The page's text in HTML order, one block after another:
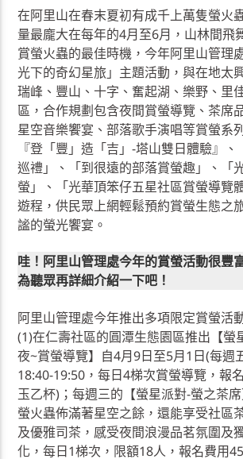
在阿里山在春末夏初有成千上萬隻螢火
量最龐大在每年的4月至6月，山林間飛
賞螢火蟲的最佳時機，今年阿里山管理
光下的奇幻星旅」主題活動，與在地太
瑞峰、豐山、十字、奮起湖、樂野、里
區，合作規劃包含夜間賞螢導覽、茶席
星空音樂饗宴、部落歌手演唱等賞螢系
『登「豐」造「吉」-塔山雙日體驗』
巡禮」、「到很遠的部落賞螢趣」、「
螢」、「光華頂笨仔五星社區賞螢導覽
遊程，供民眾上網輕鬆預約賞螢生態之
謐的螢光饗宴。
哇！阿里山管理處今年的賞螢活動很豐
為聽眾再詳細介紹一下吧！
阿里山管理處今年推出多項限定賞螢活
(1)在仁壽社區的圓潭生態園區推出【螢
夜~賞螢導覽】自4月9日至5月1日(每週
18:40-19:50，每日4梯次賞螢導覽，報
玉乙杯)；每週三的【螢星派對-螢之茶
螢火蟲佈滿著星空之餘，還能享受社區
及優雅司茶，感受夜間浪漫品茗氛圍及
化，每日1梯次，限額18人，報名費用